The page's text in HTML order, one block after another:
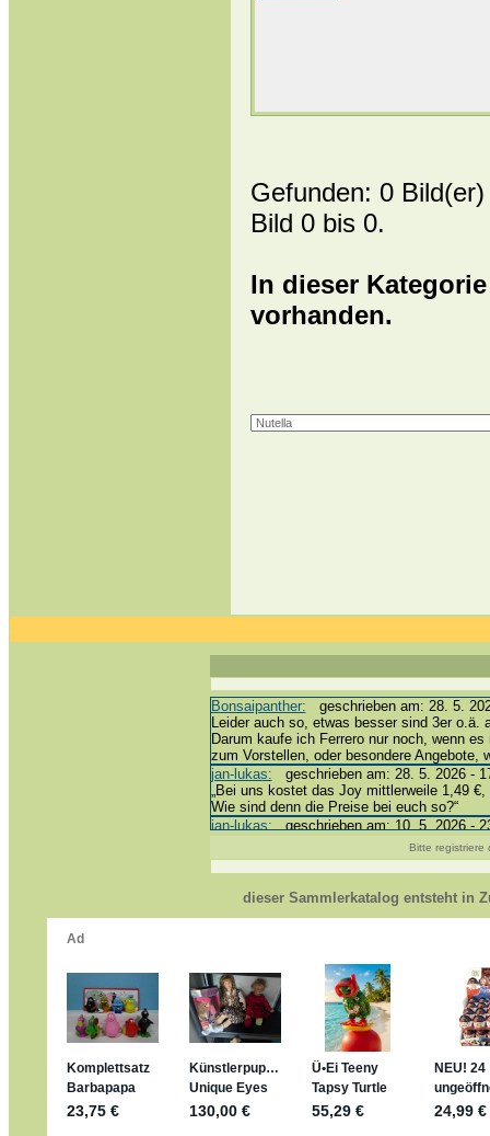
Gefunden: 0
Bild 0 bis 0.
In dieser
vorhanden.
Bonsaipanther: geschrieben am: 28. 5.
Leider auch so, etwas besser sind 3er o.ä.
Darum kaufe ich Ferrero nur noch, wenn
zum Vorstellen, oder besondere Angebote,
jan-lukas: geschrieben am: 28. 5. 2026 -
„Bei uns kostet das Joy mittlerweile 1,49
Wie sind denn die Preise bei euch so?“
jan-lukas:geschrieben am: 10. 5. 2026 -
Bonsaipanther:geschrieben am: 10. 5.
@ Harald
https://www.ue-ei-portal-
Dein Enkel sollte zur Strafe die nächsten
Für die Figuren VC307, 310, 318 und 326
mein Enkel hat die leider weggeworfen
jan-lukas:geschrieben am: 29. 4. 2026 -
https://www.ferrero-
sammelspass.de/einladung/
jan-lukas:geschrieben am: 28. 4. 2026 -
stimmt, jetzt fällt es mir auch ein
*Bussi*
Bonsaipanther:
geschrieben am: 28. 4.
So habe ich das in Erinnerung ... oder?
Bitte registriere
dieser Sammlerkatalog entsteht in